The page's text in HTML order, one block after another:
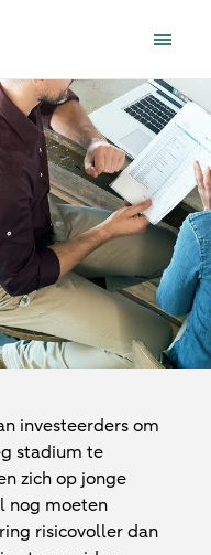
investeerders om
stadium te
zich op jonge
nog moeten
risicovoller dan